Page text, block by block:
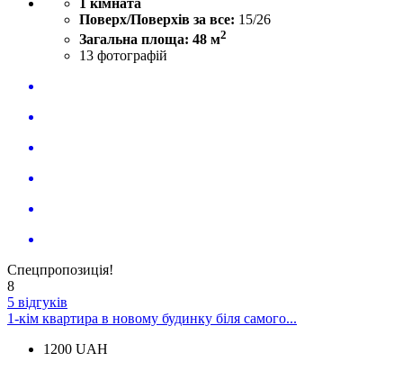
Поверх/Поверхів за все: 15/26
Загальна площа: 48 м2
13 фотографій
Спецпропозиція!
8
5 відгуків
1-кім квартира в новому будинку біля самого...
1200 UAH